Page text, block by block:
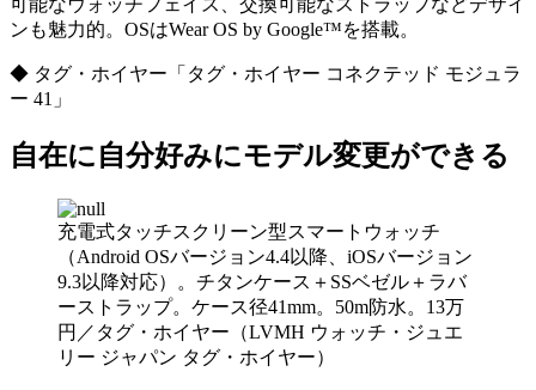
可能なウォッチフェイス、交換可能なストラップなどデザイ
ンも魅力的。OSはWear OS by Google™を搭載。
◆ タグ・ホイヤー「タグ・ホイヤー コネクテッド モジュラ
ー 41」
自在に自分好みにモデル変更ができる
充電式タッチスクリーン型スマートウォッチ
（Android OSバージョン4.4以降、iOSバージョン
9.3以降対応）。チタンケース＋SSベゼル＋ラバ
ーストラップ。ケース径41mm。50m防水。13万
円／タグ・ホイヤー（LVMH ウォッチ・ジュエ
リー ジャパン タグ・ホイヤー）